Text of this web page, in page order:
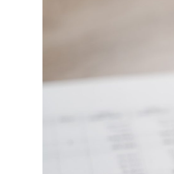
minute ca să
direct satisfacția,
Și mai e ceva ce se
menționează într-un
comunitatea lui.
iar autoritatea e
Apoi mai e economia
un articol lung, cinci